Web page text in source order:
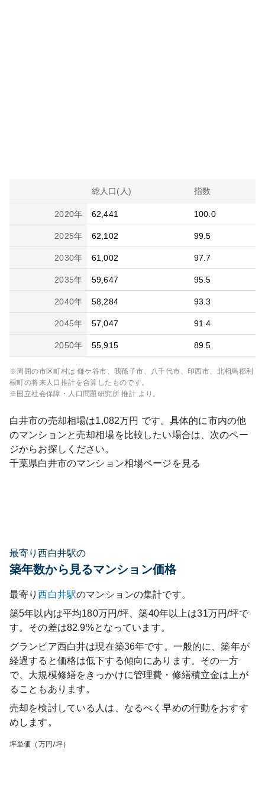
総人口(人) 指数
2020年 62,441 100.0
2025年 62,102 99.5
2030年 61,002 97.7
2035年 59,647 95.5
2040年 58,284 93.3
2045年 57,047 91.4
2050年 55,915 89.5
※周囲の市区町村は 鎌ケ谷市、我孫子市、八千代市、印西市、北相馬郡利
根町の将来人口推計を合算したものです。
※国立社会保障・人口問題研究所 推計 より。
白井市の売却相場は1,082万円 です。具体的に市内の他
のマンションと売却相場を比較したい場合は、次のペー
ジからお探しください。
千葉県白井市のマンション相場ページを見る
最寄り西白井駅の
築年数から見るマンション価格
最寄り西白井駅のマンションの集計です。
築5年以内は平均180万円/坪、築40年以上は31万円/坪で
す。その差は82.9%となっています。
グランピア西白井は現在築36年です。一般的に、築年が
経過すると価格は低下する傾向にあります。その一方
で、大規模修繕をきっかけに管理費・修繕積立金は上が
ることもあります。
売却を検討している人は、なるべく早めの行動をおすす
めします。
坪単価（万円/坪）